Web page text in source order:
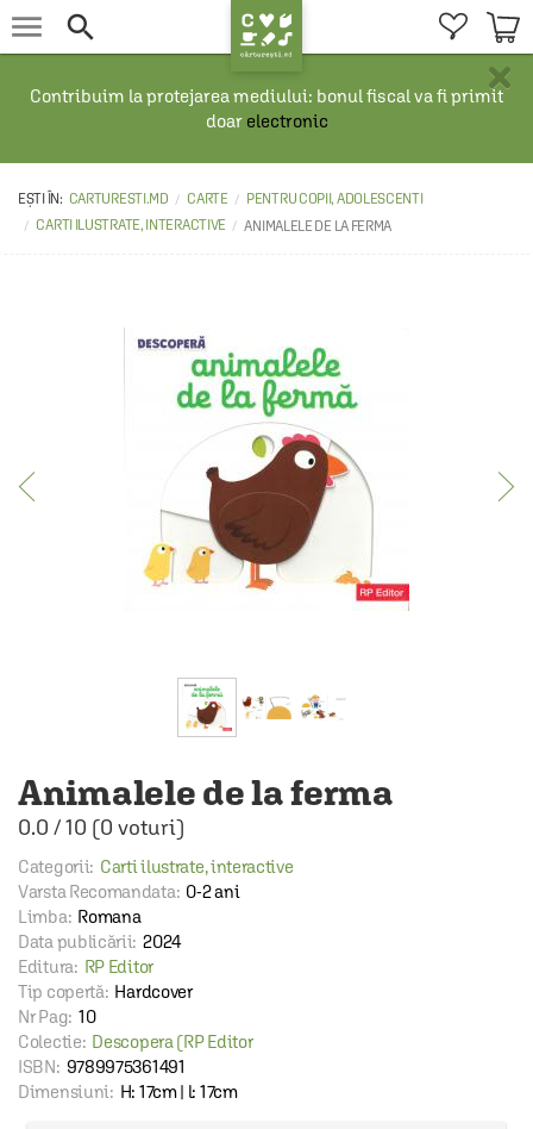
 
×
Contribuim la protejarea mediului: bonul fiscal va fi primit
doar electronic
CARTURESTI.MD CARTE
PENTRU COPII, ADOLESCENTI
CARTI ILUSTRATE, INTERACTIVE
ANIMALELE DE LA FERMA
Animalele de la ferma
0.0 /10 (0 voturi)
Categorii: Carti ilustrate, interactive
Varsta Recomandata: 0-2 ani
Limba: Romana
Data publicării: 2024
Editura: RP Editor
Tip copertă: Hardcover
Nr Pag: 10
Colectie: Descopera (RP Editor
ISBN: 9789975361491
Dimensiuni: H: 17cm | l: 17cm